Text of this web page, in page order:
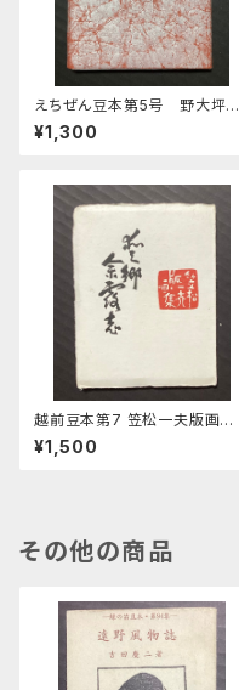
えちぜん豆本第5号 野大坪万
歳 全
¥1,300
越前豆本第7 笠松一夫版画
集 愛郷余露志
¥1,500
その他の商品